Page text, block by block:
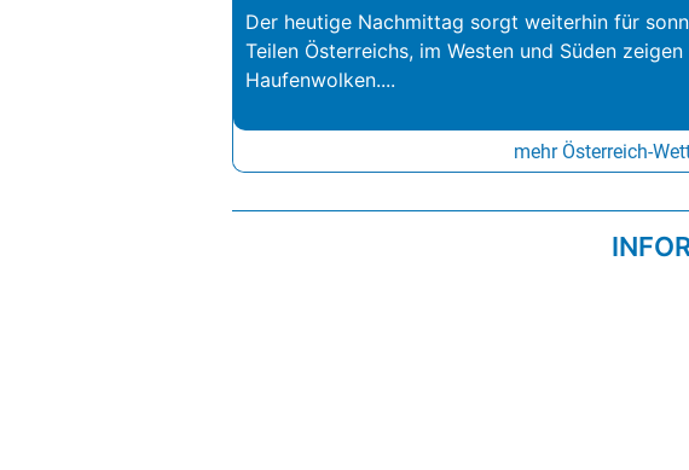
Der heutige Nachmittag sorgt weiterhin für
Teilen Österreichs, im Westen und Süden
Haufenwolken....
mehr Österreich-